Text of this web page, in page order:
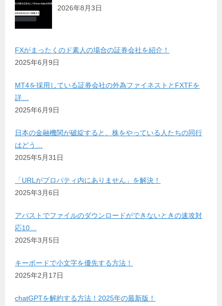
2026年8月3日
FXがまったくのド素人の場合の証券会社を紹介！
2025年6月9日
MT4を採用している証券会社の外為ファイネストとFXTFを
詳…
2025年6月9日
日本の金融機関が破綻すると、株をやっている人たちの同行
はどう…
2025年5月31日
「URLがプロパティ内にありません」を解決！
2025年3月6日
アバストでファイルのダウンロードができないときの速攻対
応10…
2025年3月5日
キーボードで小文字を優先する方法！
2025年2月17日
chatGPTを解約する方法！2025年の最新版！